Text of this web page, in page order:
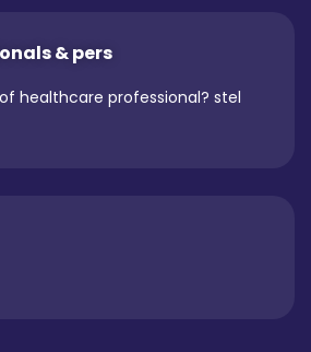
& pers
healthcare professional? stel